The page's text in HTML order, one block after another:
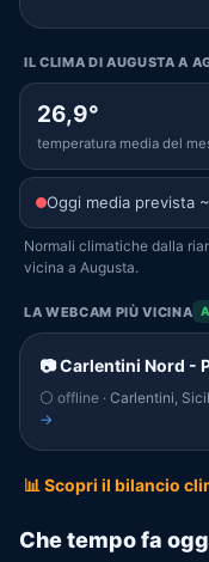
IL CLIMA DI AUGUSTA A
26,9°
temperatura media del
Oggi media prevista
Normali climatiche dalla
vicina a Augusta.
LA WEBCAM PIÙ VICINA
📷 Carlentini Nord -
⚪ offline · Carlentini,
→
📊 Scopri il bilancio
Che tempo fa